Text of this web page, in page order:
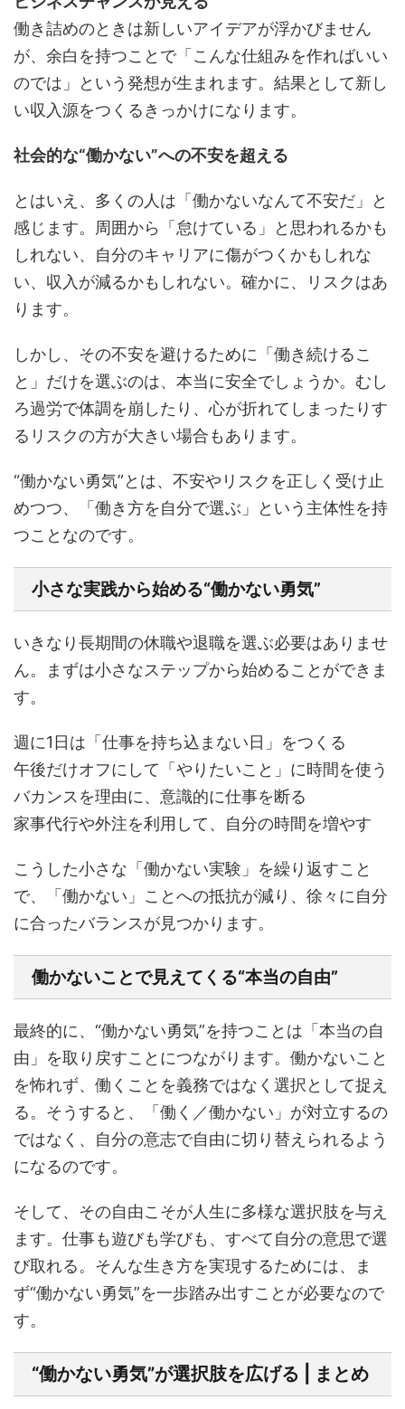
働き詰めのときは新しいアイデアが浮かびません
が、余白を持つことで「こんな仕組みを作ればいい
のでは」という発想が生まれます。結果として新し
い収入源をつくるきっかけになります。
社会的な“働かない”への不安を超える
とはいえ、多くの人は「働かないなんて不安だ」と
感じます。周囲から「怠けている」と思われるかも
しれない、自分のキャリアに傷がつくかもしれな
い、収入が減るかもしれない。確かに、リスクはあ
ります。
しかし、その不安を避けるために「働き続けるこ
と」だけを選ぶのは、本当に安全でしょうか。むし
ろ過労で体調を崩したり、心が折れてしまったりす
るリスクの方が大きい場合もあります。
“働かない勇気”とは、不安やリスクを正しく受け止
めつつ、「働き方を自分で選ぶ」という主体性を持
つことなのです。
小さな実践から始める“働かない勇気”
いきなり長期間の休職や退職を選ぶ必要はありませ
ん。まずは小さなステップから始めることができま
す。
週に1日は「仕事を持ち込まない日」をつくる
午後だけオフにして「やりたいこと」に時間を使う
バカンスを理由に、意識的に仕事を断る
家事代行や外注を利用して、自分の時間を増やす
こうした小さな「働かない実験」を繰り返すこと
で、「働かない」ことへの抵抗が減り、徐々に自分
に合ったバランスが見つかります。
働かないことで見えてくる“本当の自由”
最終的に、“働かない勇気”を持つことは「本当の自
由」を取り戻すことにつながります。働かないこと
を怖れず、働くことを義務ではなく選択として捉え
る。そうすると、「働く／働かない」が対立するの
ではなく、自分の意志で自由に切り替えられるよう
になるのです。
そして、その自由こそが人生に多様な選択肢を与え
ます。仕事も遊びも学びも、すべて自分の意思で選
び取れる。そんな生き方を実現するためには、ま
ず“働かない勇気”を一歩踏み出すことが必要なので
す。
“働かない勇気”が選択肢を広げる | まとめ